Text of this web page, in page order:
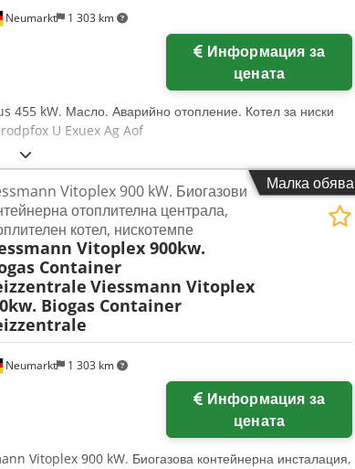
Neumarkt 1 303 km
цената
455 kW. Масло. Аварийно отопление. Котел за ниски
U Exuex Ag Aof
Малка обява
Neumarkt 1 303 km
Vitoplex 900 kW. Биогазови
отоплителна централа,
котел, нискотемпе
Vitoplex 900kw.
Container
Viessmann Vitoplex
Biogas Container
цената
Vitoplex 900 kW. Биогазова контейнерна инсталация,